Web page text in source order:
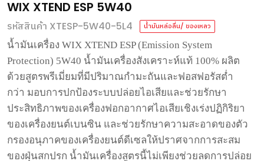
WIX XTEND ESP 5W40
รหัสสินค้า XTESP-5W40-5L4 น้ำมันหล่อลื่น/ ของเหลว
น้ำมันเครื่อง WIX XTEND ESP (Emission System
Protection) 5W40 น้ำมันเครื่องสังเคราะห์แท้ 100% ผลิต
ด้วยสูตรพรีเมี่ยมที่มีปริมาณกำมะถันและฟอสฟอรัสต่ำ
กว่า มอบการปกป้องระบบปล่อยไอเสียและช่วยรักษา
ประสิทธิภาพของเครื่องฟอกอากาศไอเสียเชิงเร่งปฏิกิริยา
ของเครื่องยนต์เบนซิน และช่วยรักษาความสะอาดของตัว
กรองอนุภาคของเครื่องยนต์ดีเซลให้ปราศจากการสะสม
ของฝุ่นสกปรก น้ำมันเครื่องสูตรนี้ไม่เพียงช่วยลดการปล่อย